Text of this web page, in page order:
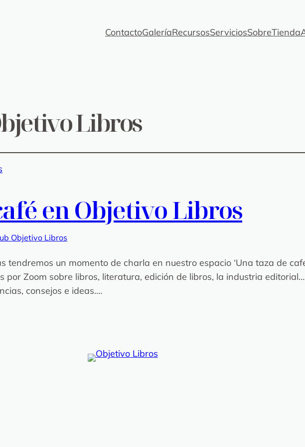
ContactoGaleríaRecursosServiciosSobreTienda
Libros
en Objetivo Libros
Objetivo Libros
tendremos un momento de charla en nuestro espacio ‘Una taza de
Zoom sobre libros, literatura, edición de libros, la industria
consejos e ideas.…